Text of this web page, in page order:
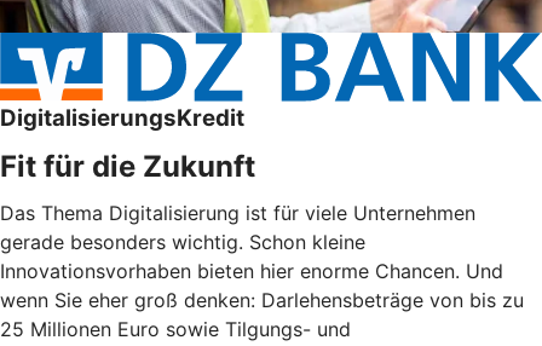
DigitalisierungsKredit
Fit für die Zukunft
Das Thema Digitalisierung ist für viele Unternehmen
gerade besonders wichtig. Schon kleine
Innovationsvorhaben bieten hier enorme Chancen. Und
wenn Sie eher groß denken: Darlehensbeträge von bis zu
25 Millionen Euro sowie Tilgungs- und